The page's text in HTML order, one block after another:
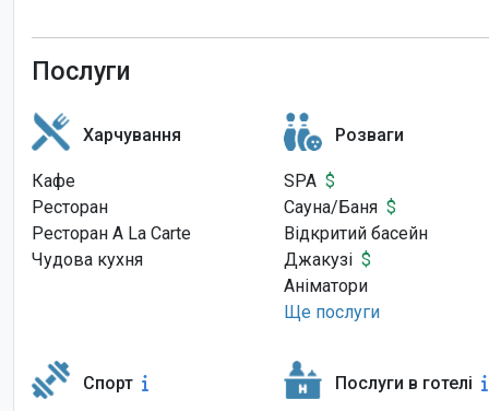
Послуги
Харчування
Кафе
Ресторан
Ресторан A La Carte
Чудова кухня
Розваги
SPA $
Сауна/Баня $
Відкритий басейн
Джакузі $
Аніматори
Ще послуги
Спорт Послуги в готелі